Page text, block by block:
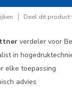
Deel dit product
verdeler voor
in
elke toepassing
advies